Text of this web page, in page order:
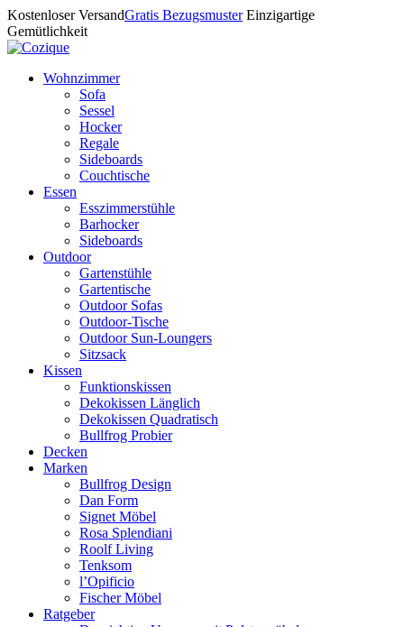
Kostenloser VersandGratis Bezugsmuster Einzigartige
Gemütlichkeit
Wohnzimmer
Sofa
Sessel
Hocker
Regale
Sideboards
Couchtische
Essen
Esszimmerstühle
Barhocker
Sideboards
Outdoor
Gartenstühle
Gartentische
Outdoor Sofas
Outdoor-Tische
Outdoor Sun-Loungers
Sitzsack
Kissen
Funktionskissen
Dekokissen Länglich
Dekokissen Quadratisch
Bullfrog Probier
Decken
Marken
Bullfrog Design
Dan Form
Signet Möbel
Rosa Splendiani
Roolf Living
Tenksom
l’Opificio
Fischer Möbel
Ratgeber